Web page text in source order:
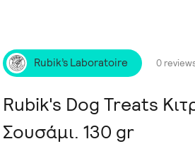
Rubik’s Laboratoire 0
Rubik's Dog Treats
Σουσάμι. 130 gr